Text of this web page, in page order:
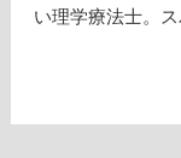
い理学療法士。